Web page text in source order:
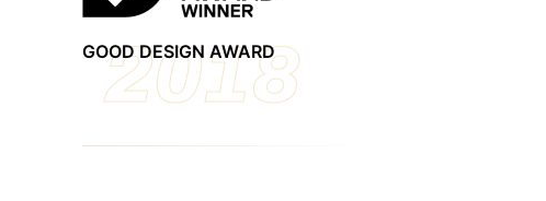
2018
GOOD DESIGN AWARD